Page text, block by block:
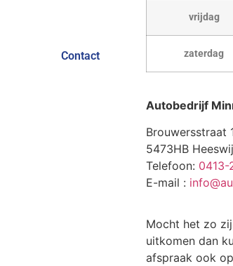
Contact
vrijdag
zaterdag
Autobedrijf
Brouwersstraat
5473HB
Telefoon: 0413-
E-mail :
Mocht het zo
uitkomen dan
afspraak ook